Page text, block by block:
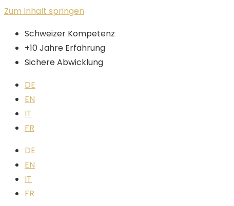
Zum Inhalt springen
Schweizer Kompetenz
+10 Jahre Erfahrung
Sichere Abwicklung
DE
EN
IT
FR
DE
EN
IT
FR